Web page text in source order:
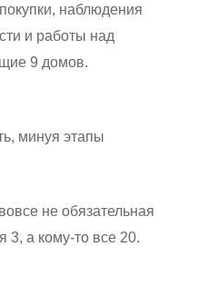
наблюдения
и работы над
9 домов.
минуя этапы
не обязательная
3, а кому-то все 20.